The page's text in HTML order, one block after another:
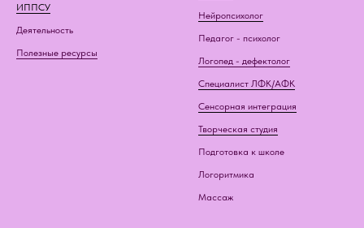
ИППСУ
Деятельность
Полезные ресурсы
Нейропсихолог
Педагог - психолог
Логопед - дефектолог
Специалист ЛФК/АФК
Сенсорная интеграция
Творческая студия
Подготовка к школе
Логоритмика
Массаж